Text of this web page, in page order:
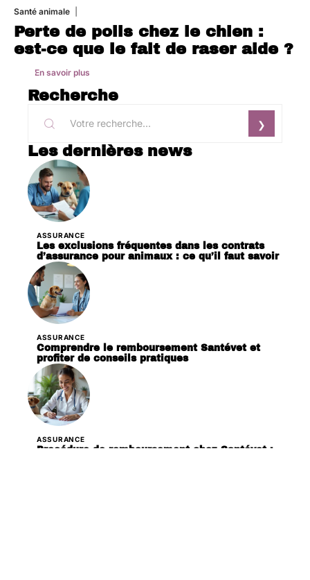
Santé animale
Perte de poils chez le chien :
est-ce que le fait de raser aide ?
En savoir plus
Recherche
Les dernières news
ASSURANCE
Les exclusions fréquentes dans les contrats
d’assurance pour animaux : ce qu’il faut savoir
ASSURANCE
Comprendre le remboursement Santévet et
profiter de conseils pratiques
ASSURANCE
Procédure de remboursement chez Santévet :